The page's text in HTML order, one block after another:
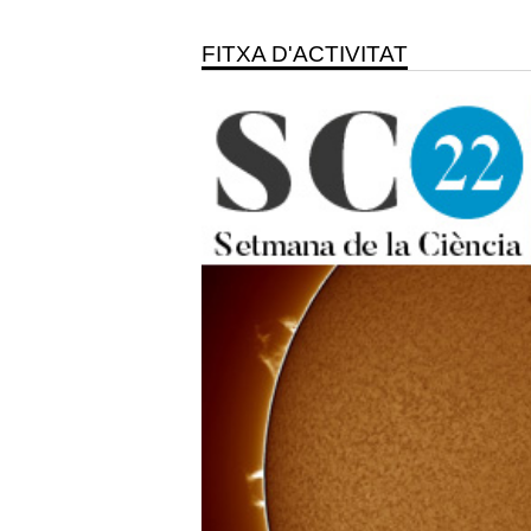
FITXA D'ACTIVITAT